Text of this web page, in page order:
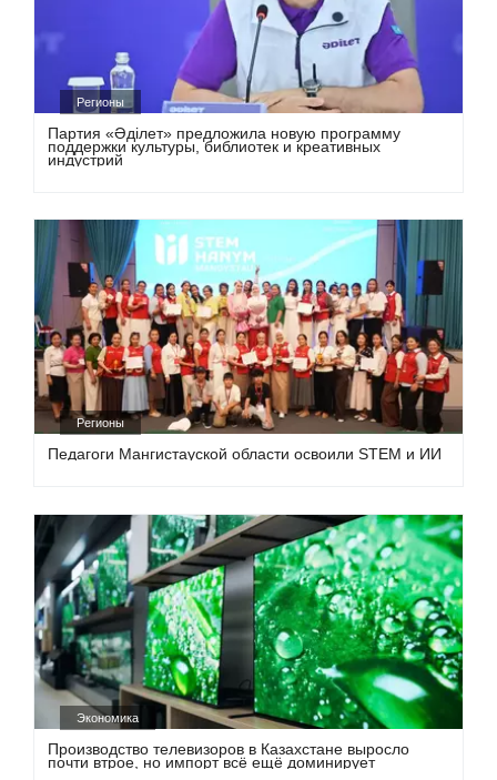
Регионы
Партия «Әділет» предложила новую программу
поддержки культуры, библиотек и креативных
индустрий
Регионы
Педагоги Мангистауской области освоили STEM и ИИ
Экономика
Производство телевизоров в Казахстане выросло
почти втрое, но импорт всё ещё доминирует